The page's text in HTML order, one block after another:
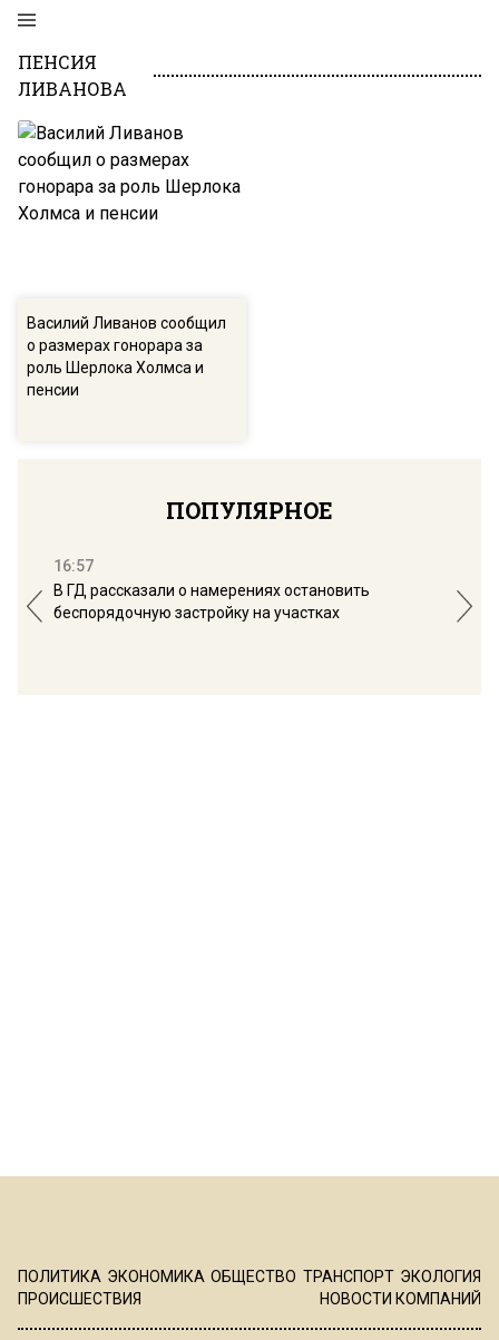
ПЕНСИЯ
ЛИВАНОВА
Василий Ливанов сообщил
о размерах гонорара за
роль Шерлока Холмса и
пенсии
ПОПУЛЯРНОЕ
16:57
В ГД рассказали о намерениях остановить
беспорядочную застройку на участках
ПОЛИТИКА ЭКОНОМИКА ОБЩЕСТВО ТРАНСПОРТ ЭКОЛОГИЯ
ПРОИСШЕСТВИЯ
НОВОСТИ КОМПАНИЙ